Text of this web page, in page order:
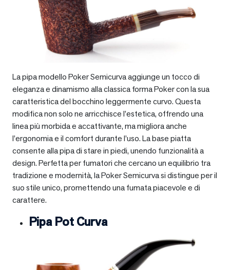
La pipa modello Poker Semicurva aggiunge un tocco di
eleganza e dinamismo alla classica forma Poker con la sua
caratteristica del bocchino leggermente curvo. Questa
modifica non solo ne arricchisce l’estetica, offrendo una
linea più morbida e accattivante, ma migliora anche
l’ergonomia e il comfort durante l’uso. La base piatta
consente alla pipa di stare in piedi, unendo funzionalità a
design. Perfetta per fumatori che cercano un equilibrio tra
tradizione e modernità, la Poker Semicurva si distingue per il
suo stile unico, promettendo una fumata piacevole e di
carattere.
Pipa Pot Curva